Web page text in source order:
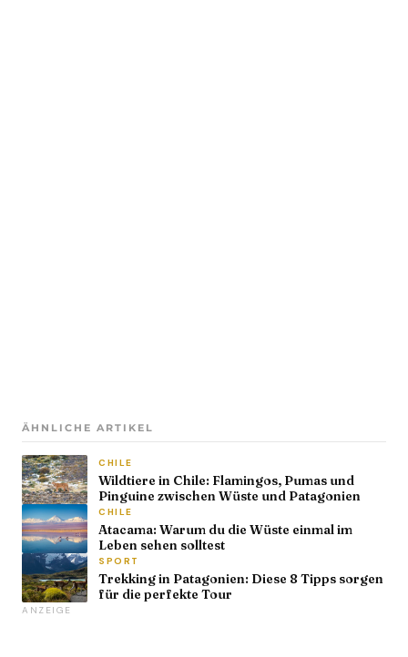
ÄHNLICHE ARTIKEL
CHILE
Wildtiere in Chile: Flamingos, Pumas und
Pinguine zwischen Wüste und Patagonien
CHILE
Atacama: Warum du die Wüste einmal im
Leben sehen solltest
SPORT
Trekking in Patagonien: Diese 8 Tipps sorgen
für die perfekte Tour
ANZEIGE